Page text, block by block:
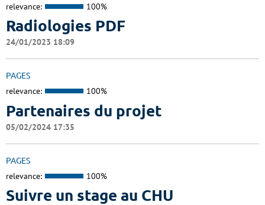
relevance: 100%
Radiologies PDF
24/01/2023 18:09
PAGES
relevance: 100%
Partenaires du projet
05/02/2024 17:35
PAGES
relevance: 100%
Suivre un stage au CHU